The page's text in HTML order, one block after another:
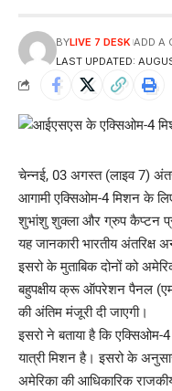
LAST UPDATED:
BYLIVE 7 DESK ADD A
चेन्नई, 03 अगस्त (लाइव 7)
आगामी एक्सिओम-4 मिशन के
शुभांशु शुक्ला और ग्रुप कैप्टन
यह जानकारी भारतीय अंतरिक्ष
इसरो के मुताबिक दोनों को
बहुपक्षीय क्रू ऑपरेशन पैनल
की अंतिम मंजूरी दी जाएगी।
इसरो ने बताया है कि एक्सिओम-
यात्री मिशन है। इसरो के
अमेरिका की आधिकारिक